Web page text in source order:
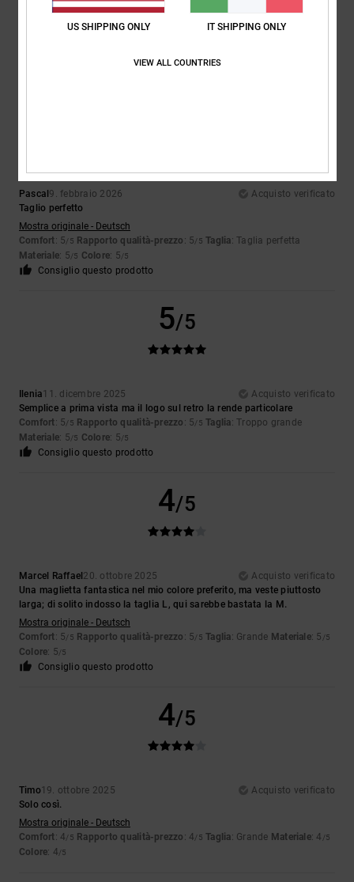
Verdeeeee
Mostra originale - Deutsch
Pascal 9. febbraio 2026
Acquisto verificato
Taglio perfetto
Mostra originale - Deutsch
Comfort: 5/5 Rapporto qualità-prezzo : 5/5 Taglia: Taglia perfetta
Materiale: 5/5 Colore: 5/5
Consiglio questo prodotto
5/5
Ilenia11. dicembre 2025
Acquisto verificato
Semplice a prima vista ma il logo sul retro la rende particolare
Comfort: 5/5 Rapporto qualità-prezzo : 5/5 Taglia: Troppo grande
Materiale: 5/5 Colore: 5/5
Consiglio questo prodotto
4/5
Marcel Raffael 20. ottobre 2025
Acquisto verificato
Una maglietta fantastica nel mio colore preferito, ma veste piuttosto
larga; di solito indosso la taglia L, qui sarebbe bastata la M.
Mostra originale - Deutsch
Comfort: 5/5 Rapporto qualità-prezzo : 5/5 Taglia: Grande Materiale: 5 /5
Colore: 5/5
Consiglio questo prodotto
4/5
Timo19. ottobre 2025
Acquisto verificato
Solo così.
Mostra originale - Deutsch
Comfort: 4/5 Rapporto qualità-prezzo : 4/5 Taglia: Grande Materiale: 4 /5
Colore: 4/5
US SHIPPING ONLY IT SHIPPING ONLY
VIEW ALL COUNTRIES